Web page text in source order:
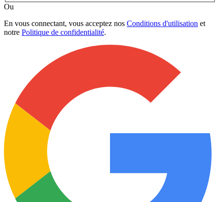
Ou
En vous connectant, vous acceptez nos Conditions d'utilisation et
notre Politique de confidentialité.